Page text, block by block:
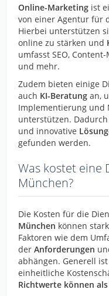
Online-Marketing ist
von einer Agentur für
Hierbei unterstützen
online zu stärken und
umfasst SEO,
und mehr.
Zudem bieten einige
auch KI-Beratung an,
Implementierung und
unterstützen.
und innovative
gefunden werden.
Was kostet eine
München?
Die Kosten für die
München können
Faktoren wie dem
der Anforderungen
abhängen. Generell
einheitliche
Richtwerte können